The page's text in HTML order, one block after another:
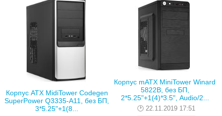
Корпус ATX MidiTower Codegen
SuperPower Q3335-A11, без БП,
3*5.25"+1(8...
Корпус mATX MiniTower Winard
5822B, без БП,
2*5.25"+1(4)*3.5", Audio/2...
22.11.2019 17:51